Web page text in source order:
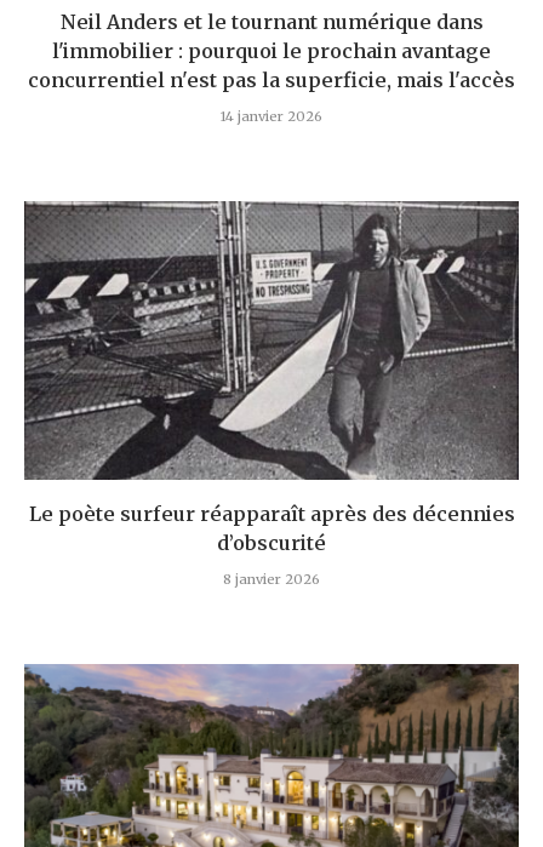
Neil Anders et le tournant numérique dans
l'immobilier : pourquoi le prochain avantage
concurrentiel n'est pas la superficie, mais l'accès
14 janvier 2026
Le poète surfeur réapparaît après des décennies
d’obscurité
8 janvier 2026